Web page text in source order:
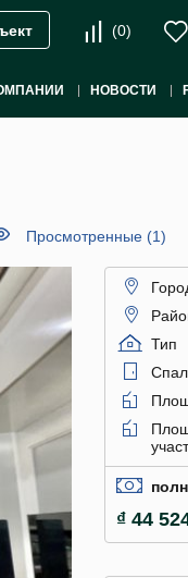
(0)
НОВОСТИ
Просмотренные (1)
Тип
₫ 44